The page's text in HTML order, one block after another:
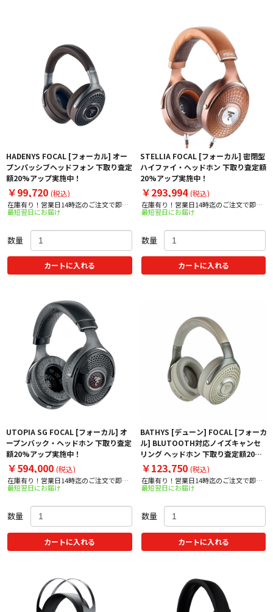
HADENYS FOCAL [フォーカル] オー
プンパッシブヘッドフォン 下取り査定
額20%アップ実施中！
￥99,720 (税込)
在庫有り！営業日14時迄のご注文で即日
出荷！
最短翌日にお届け
数量
カートに入れる
STELLIA FOCAL [フォーカル] 密閉型
ハイファイ・ヘッドホン 下取り査定額
20%アップ実施中！
￥293,994(税込)
在庫有り！営業日14時迄のご注文で即日
出荷！
最短翌日にお届け
数量
カートに入れる
UTOPIA SG FOCAL [フォーカル] オ
ープンバック・ヘッドホン 下取り査定
額20%アップ実施中！
￥594,000 (税込)
在庫有り！営業日14時迄のご注文で即日
出荷！
最短翌日にお届け
数量
カートに入れる
BATHYS [デューン] FOCAL [フォーカ
ル] BLUTOOTH対応ノイズキャンセ
リング ヘッドホン 下取り査定額20%
アップ実施中！
￥123,750 (税込)
在庫有り！営業日14時迄のご注文で即日
出荷！
最短翌日にお届け
数量
カートに入れる